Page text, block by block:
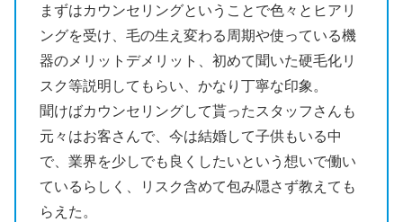
まずはカウンセリングということで色々とヒアリ
ングを受け、毛の生え変わる周期や使っている機
器のメリットデメリット、初めて聞いた硬毛化リ
スク等説明してもらい、かなり丁寧な印象。
聞けばカウンセリングして貰ったスタッフさんも
元々はお客さんで、今は結婚して子供もいる中
で、業界を少しでも良くしたいという想いで働い
ているらしく、リスク含めて包み隠さず教えても
らえた。